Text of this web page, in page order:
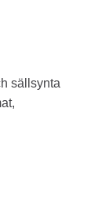
sällsynta